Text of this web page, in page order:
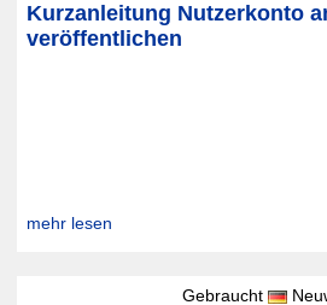
Kurzanleitung Nutzerkonto
veröffentlichen
mehr lesen
Gebraucht